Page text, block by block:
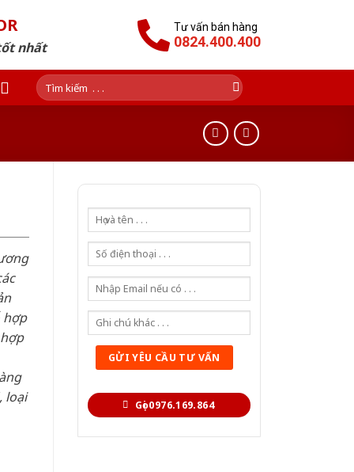
nhất
Tư vấn bán hàng
0824.400.400
Tìm
kiếm:
Gọi 0976.169.864
hợp
loại